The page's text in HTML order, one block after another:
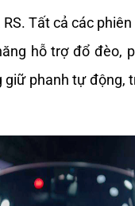
RS. Tất cả các
hỗ trợ đổ đèo,
giữ phanh tự động,